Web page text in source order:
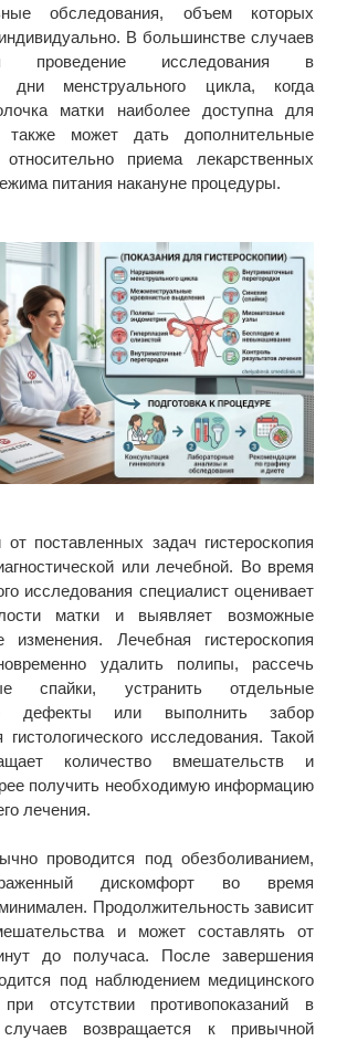
обследования, объем которых
В большинстве случаев
проведение исследования в
дни менструального цикла, когда
матки наиболее доступна для
может дать дополнительные
относительно приема лекарственных
питания накануне процедуры.
поставленных задач гистероскопия
или лечебной. Во время
исследования специалист оценивает
матки и выявляет возможные
изменения. Лечебная гистероскопия
удалить полипы, рассечь
спайки, устранить отдельные
дефекты или выполнить забор
исследования. Такой
количество вмешательств и
получить необходимую информацию
лечения.
проводится под обезболиванием,
дискомфорт во время
Продолжительность зависит
и может составлять от
до получаса. После завершения
под наблюдением медицинского
отсутствии противопоказаний в
возвращается к привычной